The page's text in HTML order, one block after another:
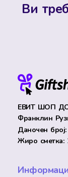
Ви
ЕВИТ ШОП
Франклин
Даночен
Жиро сметка: